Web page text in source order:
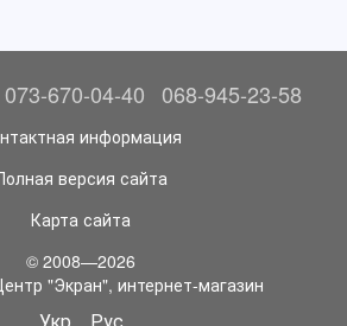
073-670-04-40 068-945-23-58
информация
версия сайта
Карта сайта
© 2008—2026
"Экран", интернет-магазин